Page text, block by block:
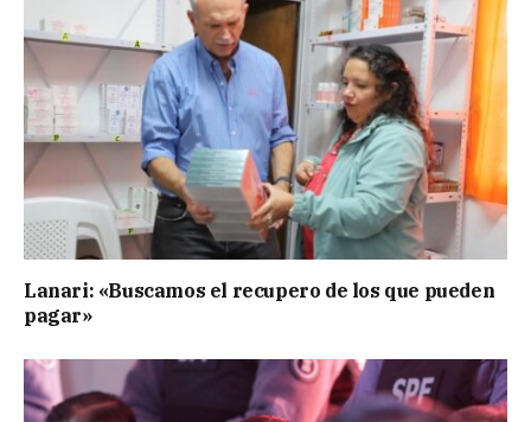
Lanari: «Buscamos el recupero de los que pueden
pagar»